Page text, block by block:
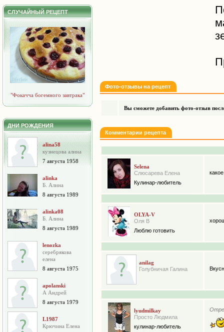
СЛУЧАЙНЫЙ РЕЦЕПТ
"Фокачча богемного завтрака"
ДНИ РОЖДЕНИЯ
alina58
кузнецова алина
7 августа 1958
alinka
Б. Алина
8 августа 1989
alinka08
Б. Алина
8 августа 1989
lenozka
серебрякова
елена
8 августа 1975
apolanski
А Андрей
8 августа 1979
L1987
Крючина Елена
Фото-отзывы на рецепт
Вы сможете добавить фото-отзыв
Комментарии рецепта
Selena
Слюсарева Елена
Кулинар-любитель
OLYA-V
Оля В
Люблю готовить
anilag
Голубничая Галина
lyudmilkay
Просто Людмила
кулинар-любитель